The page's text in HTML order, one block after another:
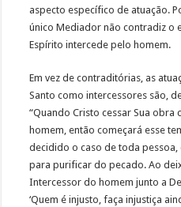
aspecto específico de atuação.
único Mediador não contradiz o
Espírito intercede pelo homem.
Em vez de contraditórias, as
Santo como intercessores são,
“Quando Cristo cessar Sua
homem, então começará esse
decidido o caso de toda
para purificar do pecado. Ao
Intercessor do homem junto a
‘Quem é injusto, faça injustiça